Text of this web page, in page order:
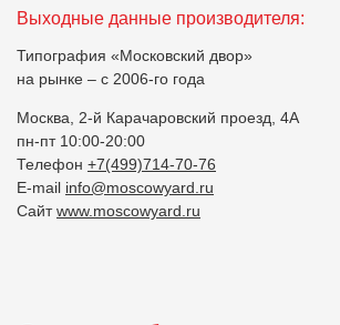
Выходные данные производителя:
Типография «Московский двор»
на рынке – с 2006-го года
Москва, 2-й Карачаровский проезд, 4А
пн-пт 10:00-20:00
Телефон +7(499)714-70-76
E-mail info@moscowyard.ru
Сайтwww.moscowyard.ru